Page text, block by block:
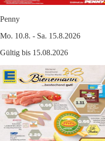
Penny
Mo. 10.8. - Sa. 15.8.2026
Gültig bis 15.08.2026